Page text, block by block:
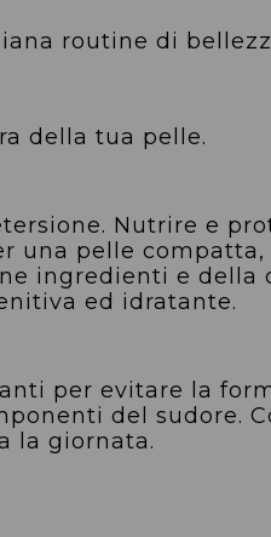
routine di
della tua pelle.
Nutrire e
una pelle
ingredienti e
ed idratante.
per evitare la
del sudore.
la giornata.